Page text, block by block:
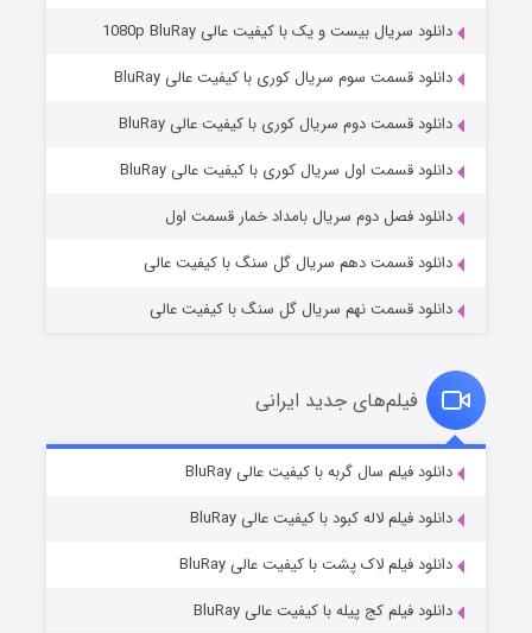
مردگان متحرک: شهر مرده ۳
قسمت۲ (زیرنویس) منتشر شد
قسمت۷ (زیرنویس) منتشر شد
دانلود سریال بیست و یک با کیفیت عالی 1080p BluRay
دانلود قسمت سوم سریال کوری با کیفیت عالی BluRay
دانلود قسمت دوم سریال کوری با کیفیت عالی BluRay
دانلود قسمت اول سریال کوری با کیفیت عالی BluRay
دانلود فصل دوم سریال بامداد خمار قسمت اول
دانلود قسمت دهم سریال گل سنگ با کیفیت عالی
دانلود قسمت نهم سریال گل سنگ با کیفیت عالی
فیلم‌های جدید ایرانی
دانلود فیلم سال گربه با کیفیت عالی BluRay
دانلود فیلم لاله کبود با کیفیت عالی BluRay
دانلود فیلم لاک پشت با کیفیت عالی BluRay
دانلود فیلم کج‌ پیله با کیفیت عالی BluRay